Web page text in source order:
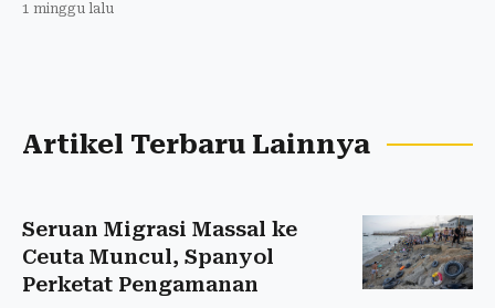
1 minggu lalu
Artikel Terbaru Lainnya
Seruan Migrasi Massal ke
Ceuta Muncul, Spanyol
Perketat Pengamanan